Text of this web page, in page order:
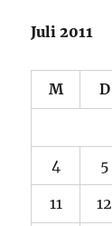
Juli 2011
M D
4 5
11 12